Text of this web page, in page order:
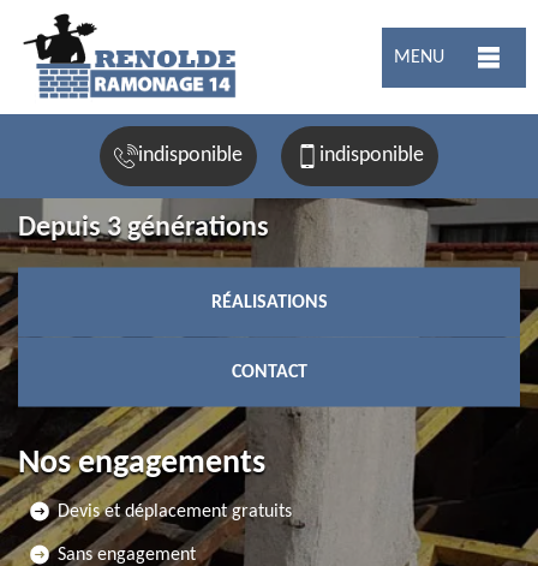
MENU
indisponible indisponible
Depuis 3 générations
RÉALISATIONS
CONTACT
Nos engagements
Devis et déplacement gratuits
Sans engagement